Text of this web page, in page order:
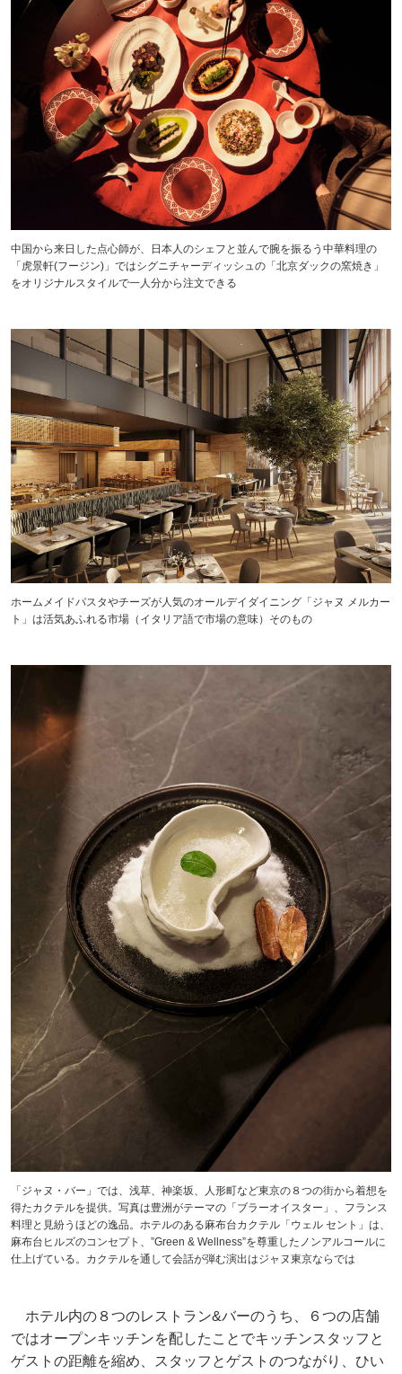
中国から来日した点心師が、日本人のシェフと並んで腕を振るう中華料理の
「虎景軒(フージン)」ではシグニチャーディッシュの「北京ダックの窯焼き」
をオリジナルスタイルで一人分から注文できる
ホームメイドパスタやチーズが人気のオールデイダイニング「ジャヌ メルカー
ト」は活気あふれる市場（イタリア語で市場の意味）そのもの
「ジャヌ・バー」では、浅草、神楽坂、人形町など東京の８つの街から着想を
得たカクテルを提供。写真は豊洲がテーマの「ブラーオイスター」、フランス
料理と見紛うほどの逸品。ホテルのある麻布台カクテル「ウェル セント」は、
麻布台ヒルズのコンセプト、”Green & Wellness”を尊重したノンアルコールに
仕上げている。カクテルを通して会話が弾む演出はジャヌ東京ならでは
ホテル内の８つのレストラン&バーのうち、６つの店舗
ではオープンキッチンを配したことでキッチンスタッフと
ゲストの距離を縮め、スタッフとゲストのつながり、ひい